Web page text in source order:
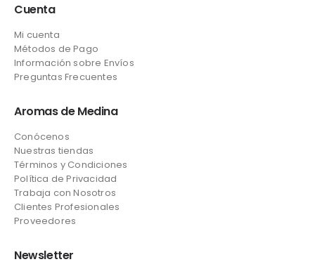
Cuenta
Mi cuenta
Métodos de Pago
Información sobre Envíos
Preguntas Frecuentes
Aromas de Medina
Conócenos
Nuestras tiendas
Términos y Condiciones
Política de Privacidad
Trabaja con Nosotros
Clientes Profesionales
Proveedores
Newsletter